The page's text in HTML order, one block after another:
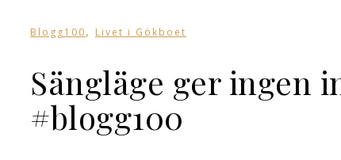
Blogg100, Livet i Gökboet
Sängläge ger ingen
#blogg100